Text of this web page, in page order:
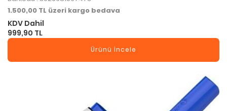
1.500,00 TL üzeri kargo bedava
KDV Dahil
999,90 TL
Ürünü İncele